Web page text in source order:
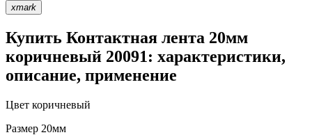
xmark
Купить Контактная лента 20мм
коричневый 20091: характеристики,
описание, применение
Цвет коричневый
Размер 20мм